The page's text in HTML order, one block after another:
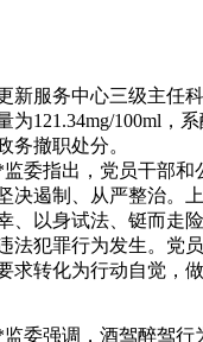
新服务中心三级主任
为121.34mg/100ml，
务撤职处分。
委指出，党员干部和
决遏制、从严整治。
、以身试法、铤而走
法犯罪行为发生。党
求转化为行动自觉，
委强调，酒驾醉驾行